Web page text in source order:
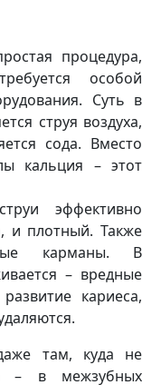
процедура,
особой
Суть в
струя воздуха,
сода. Вместо
кальция – этот
эффективно
и плотный. Также
карманы. В
– вредные
кариеса,
там, куда не
– в межзубных